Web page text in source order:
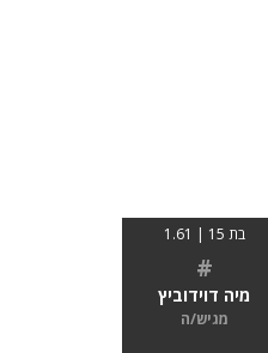
בת 15 | 1.61
#
מיה דוידוביץ
מגיש/ה